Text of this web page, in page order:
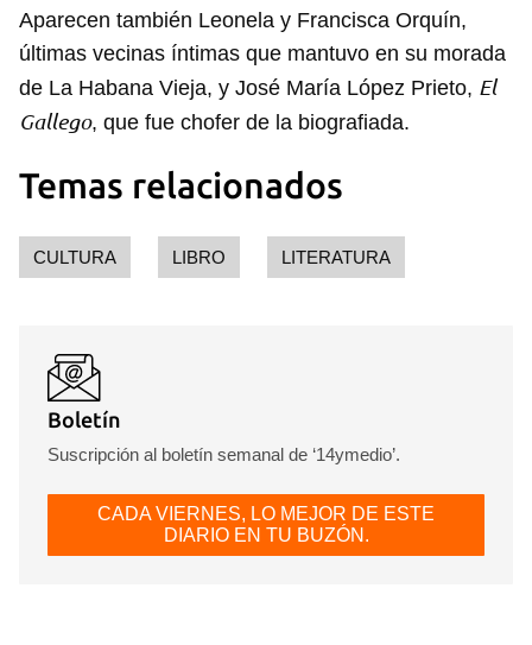
Aparecen también Leonela y Francisca Orquín,
últimas vecinas íntimas que mantuvo en su morada
de La Habana Vieja, y José María López Prieto, El
Gallego, que fue chofer de la biografiada.
Temas relacionados
CULTURA LIBRO LITERATURA
Boletín
Suscripción al boletín semanal de ‘14ymedio’.
CADA VIERNES, LO MEJOR DE ESTE
DIARIO EN TU BUZÓN.